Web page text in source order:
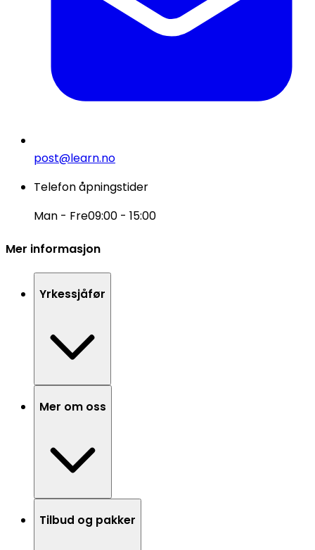
post@learn.no
Telefon åpningstider
Man - Fre09:00 - 15:00
Mer informasjon
Yrkessjåfør
Mer om oss
Tilbud og pakker